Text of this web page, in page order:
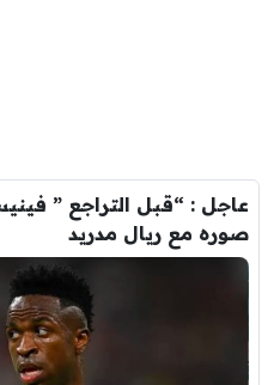
عاجل : “قبل التراجع ”
صوره مع ريال مدريد